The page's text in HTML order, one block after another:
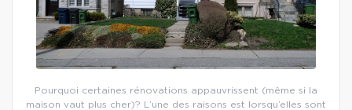
Pourquoi certaines rénovations appauvrissent (même si la
maison vaut plus cher)? L’une des raisons est lorsqu’elles sont